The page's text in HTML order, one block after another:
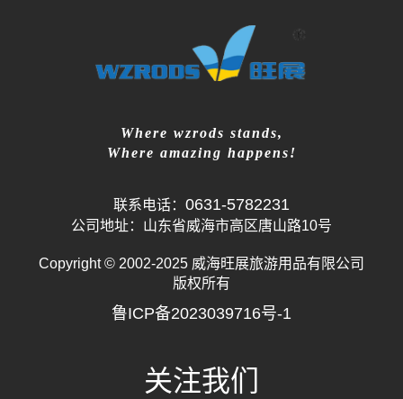
Where wzrods stands,
Where amazing happens!
联系电话： 0631-5782231
公司地址：山东省威海市高区唐山路10号
Copyright © 2002-2025 威海旺展旅游用品有限公司
版权所有
鲁ICP备2023039716号-1
关注我们